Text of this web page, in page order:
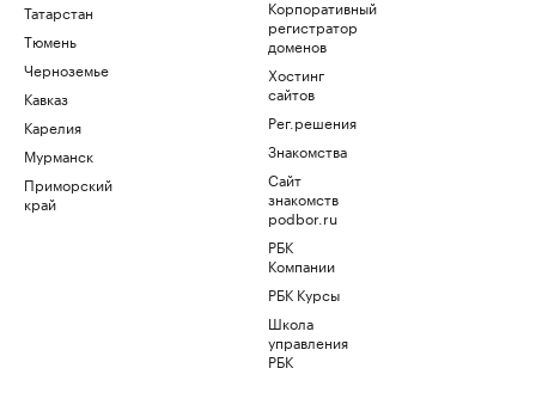
Татарстан
Тюмень
Черноземье
Кавказ
Карелия
Мурманск
Приморский
край
Корпоративный
регистратор
доменов
Хостинг
сайтов
Рег.решения
Знакомства
Сайт
знакомств
podbor.ru
РБК
Компании
РБК Курсы
Школа
управления
РБК